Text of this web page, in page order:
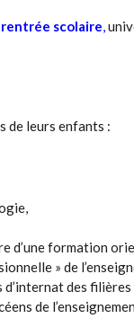
rentrée scolaire,
de leurs enfants :
d’une formation
» de
des filières
de